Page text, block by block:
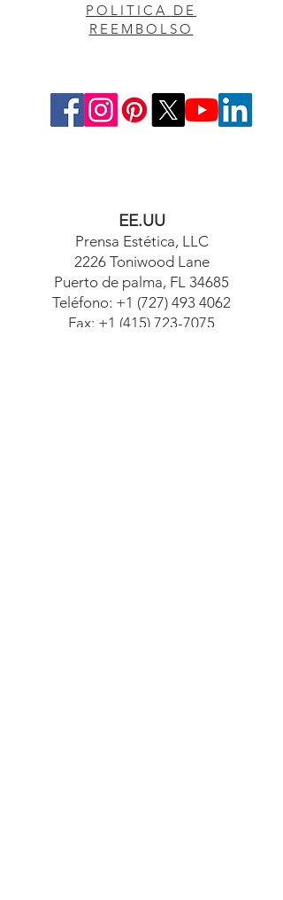
POLITICA DE
REEMBOLSO
EE.UU
Prensa Estética, LLC
2226 Toniwood Lane
Puerto de palma, FL 34685
Teléfono: +1 (727) 493 4062
Fax: +1 (415) 723-7075